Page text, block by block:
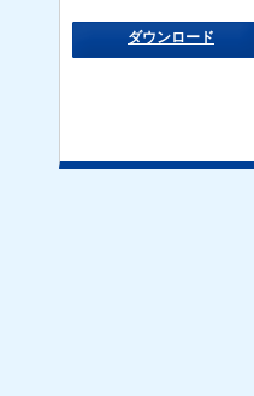
ダウンロード